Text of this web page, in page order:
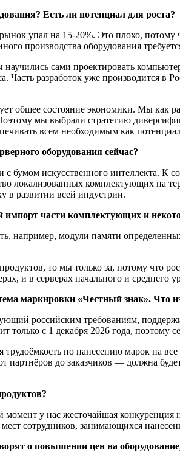
Есть ли потенциал для роста?
упал на 15-20%. Это плохо,
производства оборудования
сами проектировать
Часть разработок уже производится
общее состояние экономики. Мы как
мы выбрали стратегию
всем необходимым как
оборудования сейчас?
бумом искусственного интеллекта. К
локализованных комплектующих на
в развитии всей индустрии.
части комплектующих и
например, модули памяти
то мы только за, потому что
и в серверах начального и среднего
маркировки «Честный знак». Что
российским требованиям,
с 1 декабря 2026 года, поэтому
трудоёмкость по нанесению марок на
партнёров до заказчиков — должна
момент у нас жесточайшая
сотрудников, занимающихся
о повышении цен на